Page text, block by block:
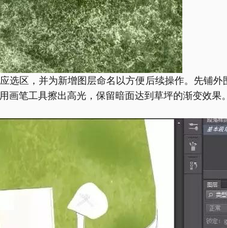
选区，并为新增图层命名以方便后续操作。先铺
画笔工具擦出高光，保留暗面达到草坪的渐变效果。